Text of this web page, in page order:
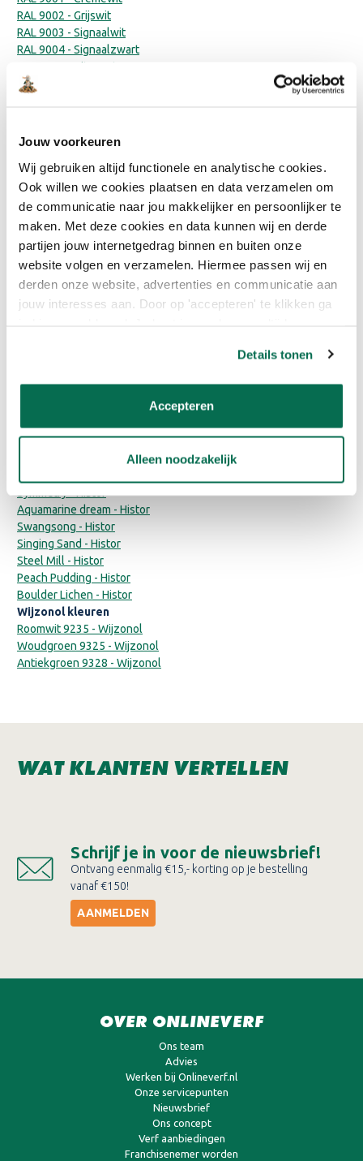
Jouw voorkeuren
Wij gebruiken altijd functionele en analytische cookies.
Ook willen we cookies plaatsen en data verzamelen om
de communicatie naar jou makkelijker en persoonlijker te
maken. Met deze cookies en data kunnen wij en derde
partijen jouw internetgedrag binnen en buiten onze
website volgen en verzamelen. Hiermee passen wij en
derden onze website, advertenties en communicatie aan
jouw interesses aan. Door op 'accepteren' te klikken ga
Details tonen
Accepteren
Alleen noodzakelijk
RAL 9002 - Grijswit
RAL 9003 - Signaalwit
RAL 9004 - Signaalzwart
RAL 9005 - Gitzwart
RAL 9010
RAL 9017 - Verkeerszwart
Sikkens kleuren
Bentheimergeel - Sikkens
Gelders Blauw - Flexa
Mergelwit - Sikkens
Camouflage Green - Flexa
Early Dew - Flexa
Heart Wood - Flexa
Brave Ground - Flexa
Sigma/Histor kleuren
Coast of Maine - Histor
Summer Shadow - Histor
Aquamarine dream - Histor
Swangsong - Histor
Singing Sand - Histor
Steel Mill - Histor
Peach Pudding - Histor
Boulder Lichen - Histor
Wijzonol kleuren
Roomwit 9235 - Wijzonol
Woudgroen 9325 - Wijzonol
Antiekgroen 9328 - Wijzonol
WAT KLANTEN VERTELLEN
Schrijf je in voor de nieuwsbrief!
Ontvang eenmalig €15,- korting op je bestelling
vanaf €150!
AANMELDEN
OVER ONLINEVERF
Ons team
Advies
Werken bij Onlineverf.nl
Onze servicepunten
Nieuwsbrief
Ons concept
Verf aanbiedingen
Franchisenemer worden